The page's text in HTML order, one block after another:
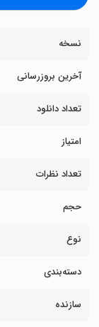
نسخه
آخرین بروزرسانی
تعداد دانلود
امتیاز
تعداد نظرات
حجم
نوع
دسته‌بندی
سازنده